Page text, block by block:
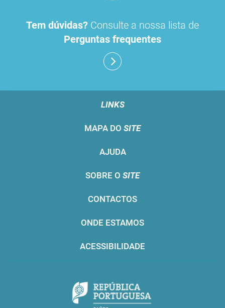
Tem dúvidas? Consulte a nossa lista de
Perguntas frequentes
LINKS
MAPA DO SITE
AJUDA
SOBRE O SITE
CONTACTOS
ONDE ESTAMOS
ACESSIBILIDADE